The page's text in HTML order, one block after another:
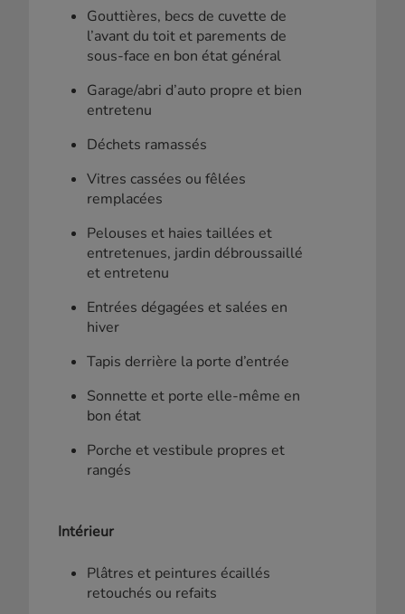
Gouttières, becs de cuvette de
l’avant du toit et parements de
sous-face en bon état général
Garage/abri d’auto propre et bien
entretenu
Déchets ramassés
Vitres cassées ou fêlées
remplacées
Pelouses et haies taillées et
entretenues, jardin débroussaillé
et entretenu
Entrées dégagées et salées en
hiver
Tapis derrière la porte d’entrée
Sonnette et porte elle-même en
bon état
Porche et vestibule propres et
rangés
Intérieur
Plâtres et peintures écaillés
retouchés ou refaits